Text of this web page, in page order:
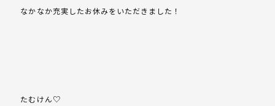
なかなか充実したお休みをいただきました！
たむけん♡